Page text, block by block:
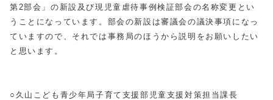
第2部会」の新設及び現児童虐待事例検証部会の名称変更とい
うことになっています。部会の新設は審議会の議決事項になっ
ていますので、それでは事務局のほうから説明をお願いしたい
と思います。
○久山こども青少年局子育て支援部児童支援対策担当課長